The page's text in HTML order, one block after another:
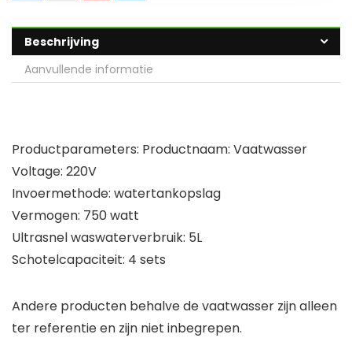
Beschrijving
Aanvullende informatie
Productparameters: Productnaam: Vaatwasser
Voltage: 220V
Invoermethode: watertankopslag
Vermogen: 750 watt
Ultrasnel waswaterverbruik: 5L
Schotelcapaciteit: 4 sets
Andere producten behalve de vaatwasser zijn alleen
ter referentie en zijn niet inbegrepen.